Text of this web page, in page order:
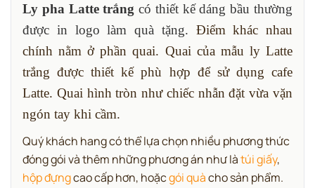
Ly pha Latte trắngcó thiết kế dáng bầu thường
được in logo làm quà tặng. Điểm khác nhau
chính nằm ở phần quai. Quai của mẫu ly Latte
trắng được thiết kế phù hợp để sử dụng cafe
Latte. Quai hình tròn như chiếc nhẫn đặt vừa vặn
ngón tay khi cầm.
Quý khách hang có thể lựa chọn nhiều phương thức
đóng gói và thêm những phương án như làtúi giấy,
hộp đựngcao cấp hơn, hoặcgói quàcho sản phẩm.